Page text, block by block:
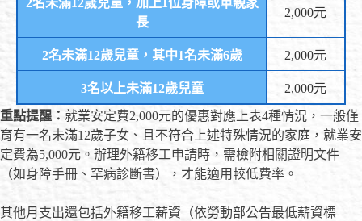
2名未滿12歲兒童，加上1位身障或單親家
長
2,000元
2名未滿12歲兒童，其中1名未滿6歲 2,000元
3名以上未滿12歲兒童
2,000元
重點提醒： 就業安定費2,000元的優惠對應上表4種情況，一般僅
育有一名未滿12歲子女、且不符合上述特殊情況的家庭，就業安
定費為5,000元。辦理外籍移工申請時，需檢附相關證明文件
（如身障手冊、罕病診斷書），才能適用較低費率。
其他月支出還包括外籍移工薪資（依勞動部公告最低薪資標